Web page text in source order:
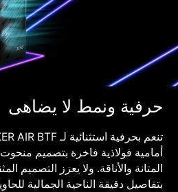
حرفية ونمط لا يضاهى
أمامية فولاذية فاخرة بتصميم
المتانة والأناقة. ولا يعزز التصميم
بتفاصيل دقيقة الناحية الجمالية